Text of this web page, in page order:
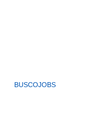
BUSCOJOBS